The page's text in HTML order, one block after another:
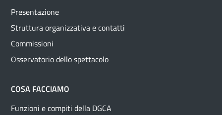
Presentazione
Struttura organizzativa e contatti
Commissioni
Osservatorio dello spettacolo
COSA FACCIAMO
Funzioni e compiti della DGCA